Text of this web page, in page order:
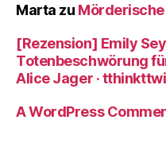
Marta zu
[Rezension] Emily
Totenbeschwörung
Alice Jager ·
A WordPress